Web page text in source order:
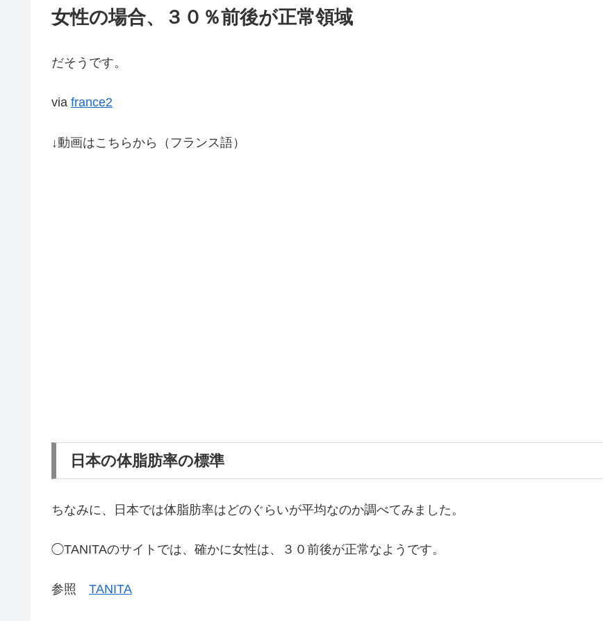
女性の場合、３０％前後が正常領域
だそうです。
via france2
↓動画はこちらから（フランス語）
日本の体脂肪率の標準
ちなみに、日本では体脂肪率はどのぐらいが平均なのか調べてみました。
◯TANITAのサイトでは、確かに女性は、３０前後が正常なようです。
参照 TANITA